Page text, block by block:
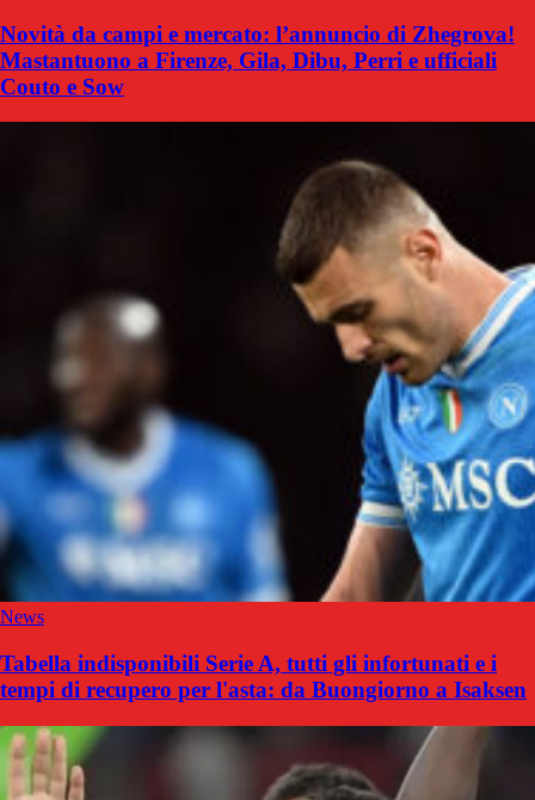
Novità da campi e mercato: l’annuncio di Zhegrova!
Mastantuono a Firenze, Gila, Dibu, Perri e ufficiali
Couto e Sow
News
Tabella indisponibili Serie A, tutti gli infortunati e i
tempi di recupero per l'asta: da Buongiorno a Isaksen